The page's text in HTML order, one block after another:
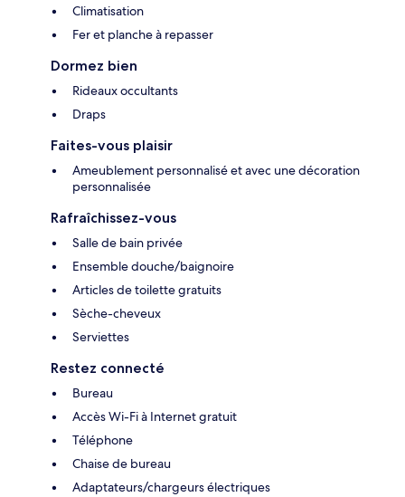
Climatisation
Fer et planche à repasser
Dormez bien
Rideaux occultants
Draps
Faites-vous plaisir
Ameublement personnalisé et avec une décoration
personnalisée
Rafraîchissez-vous
Salle de bain privée
Ensemble douche/baignoire
Articles de toilette gratuits
Sèche-cheveux
Serviettes
Restez connecté
Bureau
Accès Wi-Fi à Internet gratuit
Téléphone
Chaise de bureau
Adaptateurs/chargeurs électriques